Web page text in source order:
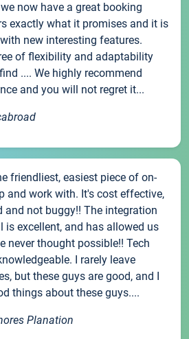
now have a great booking
exactly what it promises and it is
new interesting features.
of flexibility and adaptability
.... We highly recommend
and you will not regret it...
friendliest, easiest piece of on-
and work with. It's cost effective,
and not buggy!! The integration
is excellent, and has allowed us
never thought possible!! Tech
I rarely leave
but these guys are good, and I
things about these guys....
Planation